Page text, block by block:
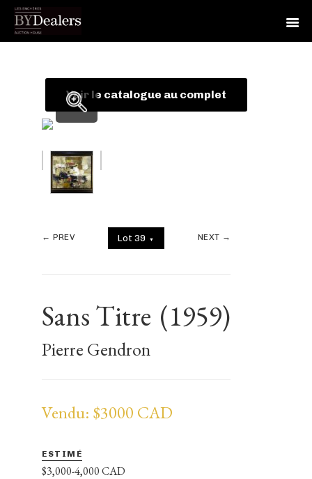
Voir le catalogue au complet
← PREV Lot 39 ▼ NEXT →
Sans Titre (1959)
Pierre Gendron
Vendu: $3000 CAD
ESTIMÉ
$3,000-4,000 CAD